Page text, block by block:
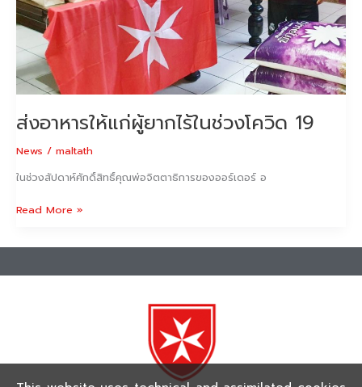
ส่งอาหารให้แก่ผู้ยากไร้ในช่วงโควิด 19
News / maltath
ในช่วงสัปดาห์ศักดิ์สิทธิ์คุณพ่อจิตตาธิการของออร์เดอร์ อ
โค
วิด
Read More »